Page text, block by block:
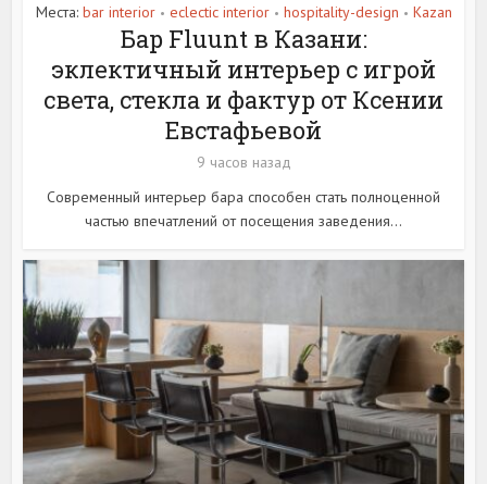
Места: bar interior • eclectic interior • hospitality-design • Kazan
Бар Fluunt в Казани:
эклектичный интерьер с игрой
света, стекла и фактур от Ксении
Евстафьевой
9 часов назад
Современный интерьер бара способен стать полноценной
частью впечатлений от посещения заведения...